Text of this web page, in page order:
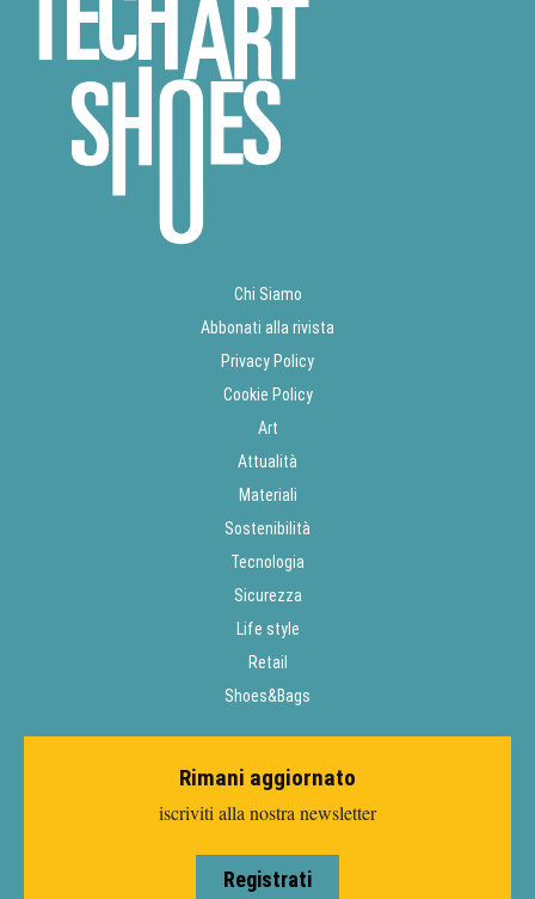
Chi Siamo
Abbonati alla rivista
Privacy Policy
Cookie Policy
Art
Attualità
Materiali
Sostenibilità
Tecnologia
Sicurezza
Life style
Retail
Shoes&Bags
Rimani aggiornato
iscriviti alla nostra newsletter
Registrati